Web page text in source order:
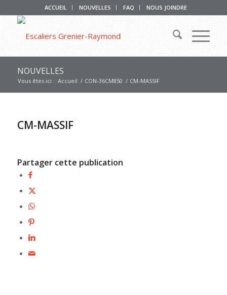
ACCUEIL NOUVELLES FAQ NOUS JOINDRE
NOUVELLES
Vous êtes ici : Accueil / CON-36CM850 / CM-MASSIF
CM-MASSIF
Partager cette publication